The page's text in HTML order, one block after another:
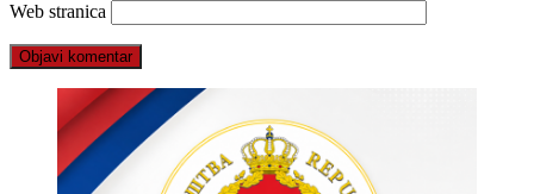
Web stranica